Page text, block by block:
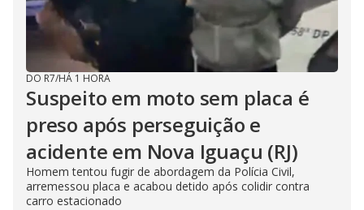
DO R7/HÁ 1 HORA
Suspeito em moto sem placa é
preso após perseguição e
acidente em Nova Iguaçu (RJ)
Homem tentou fugir de abordagem da Polícia Civil,
arremessou placa e acabou detido após colidir contra
carro estacionado